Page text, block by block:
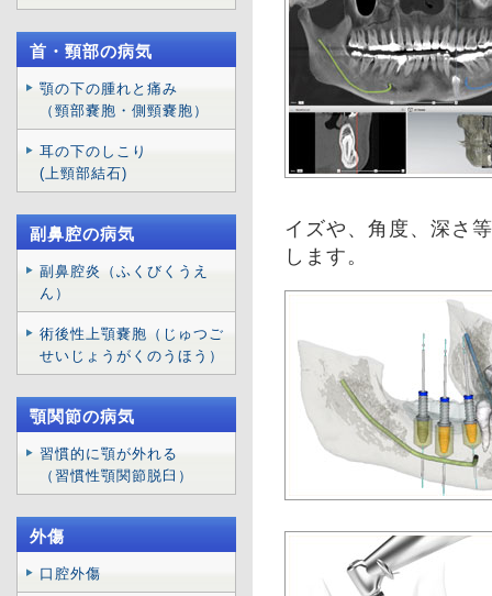
イズや、角度、深さ
します。
首・頸部の病気
顎の下の腫れと痛み
（頸部嚢胞・側頸嚢胞）
耳の下のしこり
(上頸部結石)
副鼻腔の病気
副鼻腔炎（ふくびくうえ
ん）
術後性上顎嚢胞（じゅつご
せいじょうがくのうほう）
顎関節の病気
習慣的に顎が外れる
（習慣性顎関節脱臼）
外傷
口腔外傷